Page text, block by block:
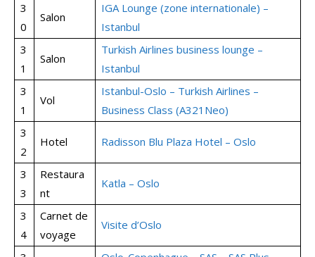
3
0
Salon
IGA Lounge (zone internationale) –
Istanbul
3
1
Salon
Turkish Airlines business lounge –
Istanbul
3
1
Vol
Istanbul-Oslo – Turkish Airlines –
Business Class (A321Neo)
3
2
Hotel Radisson Blu Plaza Hotel – Oslo
3
3
Restaura
nt
Katla – Oslo
3
4
Carnet de
voyage
Visite d’Oslo